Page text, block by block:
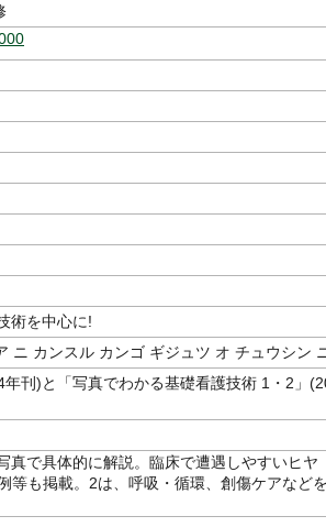
術を中心に!
ニ カンスル カンゴ ギジュツ オ チュウシン
年刊)と「写真でわかる基礎看護技術 1・2」
真で具体的に解説。臨床で遭遇しやすいヒヤ
等も掲載。2は、呼吸・循環、創傷ケアなど